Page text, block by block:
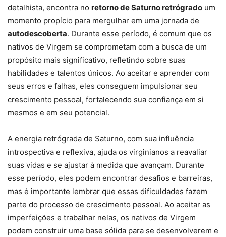
detalhista, encontra no retorno de Saturno retrógrado um
momento propício para mergulhar em uma jornada de
autodescoberta. Durante esse período, é comum que os
nativos de Virgem se comprometam com a busca de um
propósito mais significativo, refletindo sobre suas
habilidades e talentos únicos. Ao aceitar e aprender com
seus erros e falhas, eles conseguem impulsionar seu
crescimento pessoal, fortalecendo sua confiança em si
mesmos e em seu potencial.
A energia retrógrada de Saturno, com sua influência
introspectiva e reflexiva, ajuda os virginianos a reavaliar
suas vidas e se ajustar à medida que avançam. Durante
esse período, eles podem encontrar desafios e barreiras,
mas é importante lembrar que essas dificuldades fazem
parte do processo de crescimento pessoal. Ao aceitar as
imperfeições e trabalhar nelas, os nativos de Virgem
podem construir uma base sólida para se desenvolverem e